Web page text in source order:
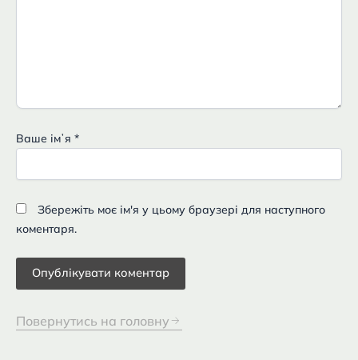
Ваше імʼя *
Збережіть моє ім'я у цьому браузері для наступного
коментаря.
Повернутись на головну